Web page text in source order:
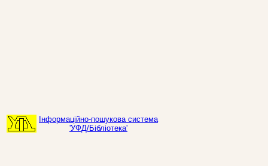
Інформаційно-пошукова система
'УФД/Бібліотека'